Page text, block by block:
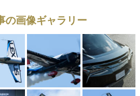
の画像ギャラリー